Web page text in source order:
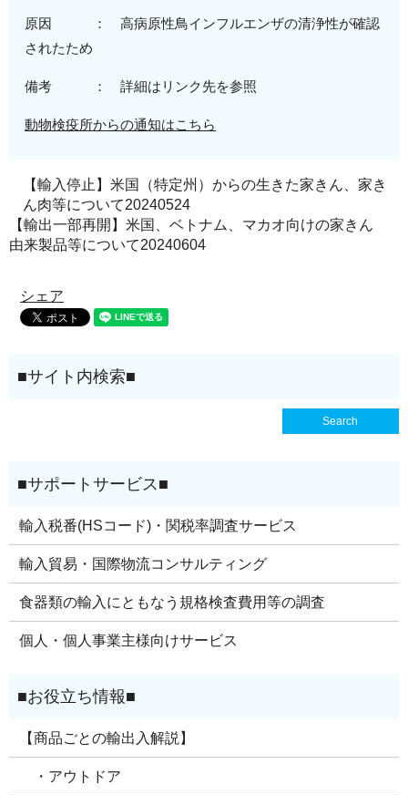
原因 ：高病原性鳥インフルエンザの清浄性が確認
されたため
備考 ： 詳細はリンク先を参照
動物検疫所からの通知はこちら
【輸入停止】米国（特定州）からの生きた家きん、家き
ん肉等について20240524
【輸出一部再開】米国、ベトナム、マカオ向けの家きん
由来製品等について20240604
シェア
輸入税番(HSコード)・関税率調査サービス
輸入貿易・国際物流コンサルティング
食器類の輸入にともなう規格検査費用等の調査
個人・個人事業主様向けサービス
【商品ごとの輸出入解説】
・アウトドア